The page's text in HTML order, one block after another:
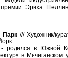
Эриха
Парк /// Художник/
- родился в Южной
в Мичиганском